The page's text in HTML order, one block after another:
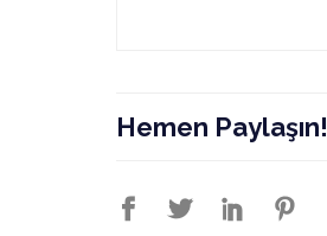
Hemen Paylaşın!